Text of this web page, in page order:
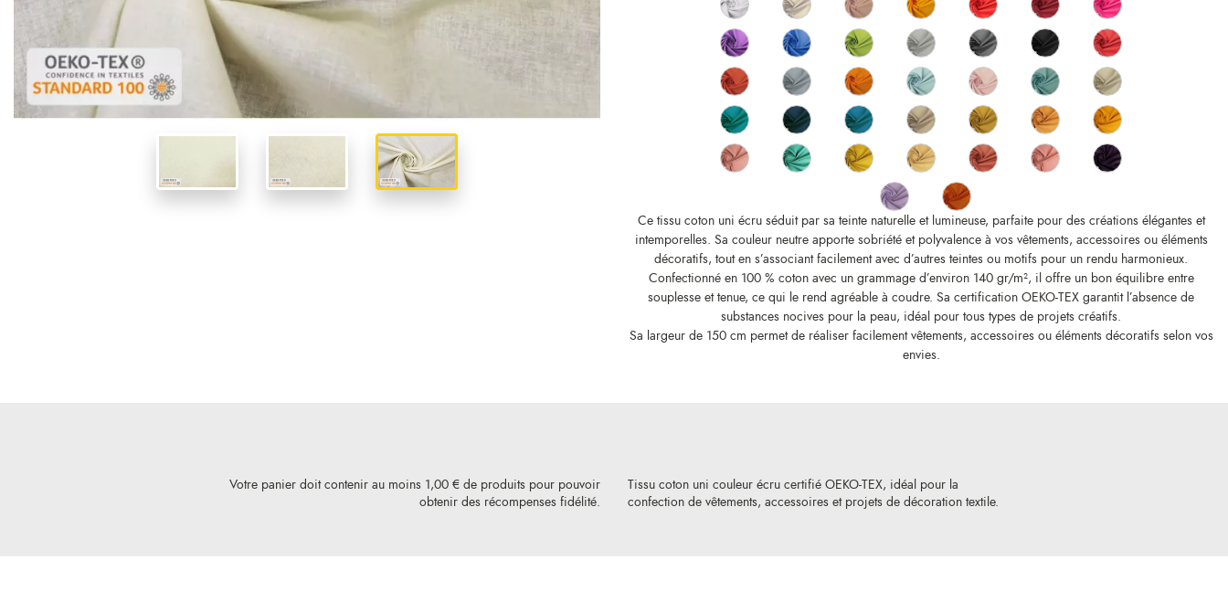
Ce tissu coton uni écru séduit par sa teinte naturelle et lumineuse, parfaite pour des créations élégantes et
intemporelles. Sa couleur neutre apporte sobriété et polyvalence à vos vêtements, accessoires ou éléments
décoratifs, tout en s’associant facilement avec d’autres teintes ou motifs pour un rendu harmonieux.
Confectionné en 100 % coton avec un grammage d’environ 140 gr/m², il offre un bon équilibre entre
souplesse et tenue, ce qui le rend agréable à coudre. Sa certification OEKO-TEX garantit l’absence de
substances nocives pour la peau, idéal pour tous types de projets créatifs.
Sa largeur de 150 cm permet de réaliser facilement vêtements, accessoires ou éléments décoratifs selon vos
envies.
Votre panier doit contenir au moins 1,00 € de produits pour pouvoir
obtenir des récompenses fidélité.
Tissu coton uni couleur écru certifié OEKO-TEX, idéal pour la
confection de vêtements, accessoires et projets de décoration textile.